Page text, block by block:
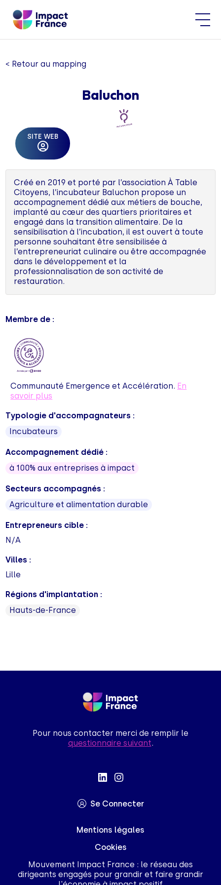
< Retour au mapping
Baluchon
SITE WEB
Créé en 2019 et porté par l’association À Table
Citoyens, l’incubateur Baluchon propose un
accompagnement dédié aux métiers de bouche,
implanté au cœur des quartiers prioritaires et
engagé dans la transition alimentaire. De la
sensibilisation à l’incubation, il est ouvert à toute
personne souhaitant être sensibilisée à
l’entrepreneuriat culinaire ou être accompagnée
dans le développement et la
professionnalisation de son activité de
restauration.
Membre de :
Communauté Emergence et Accélération. En
savoir plus
Typologie d'accompagnateurs :
Incubateurs
Accompagnement dédié :
à 100% aux entreprises à impact
Secteurs accompagnés :
Agriculture et alimentation durable
Entrepreneurs cible :
N/A
Villes :
Lille
Régions d'implantation :
Hauts-de-France
Pour nous contacter merci de remplir le
questionnaire suivant.
Se Connecter
Mentions légales
Cookies
Mouvement Impact France : le réseau des
dirigeants engagés pour grandir et faire grandir